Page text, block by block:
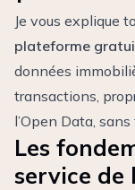
Je vous explique
plateforme
données
transactions,
l’Open Data, sans
Les
service de